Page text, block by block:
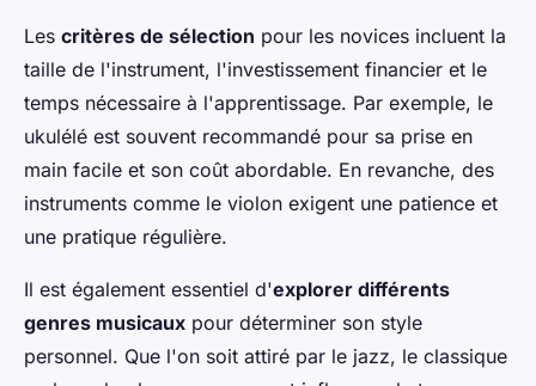
Les critères de sélection pour les novices incluent la
taille de l'instrument, l'investissement financier et le
temps nécessaire à l'apprentissage. Par exemple, le
ukulélé est souvent recommandé pour sa prise en
main facile et son coût abordable. En revanche, des
instruments comme le violon exigent une patience et
une pratique régulière.
Il est également essentiel d'explorer différents
genres musicaux pour déterminer son style
personnel. Que l'on soit attiré par le jazz, le classique